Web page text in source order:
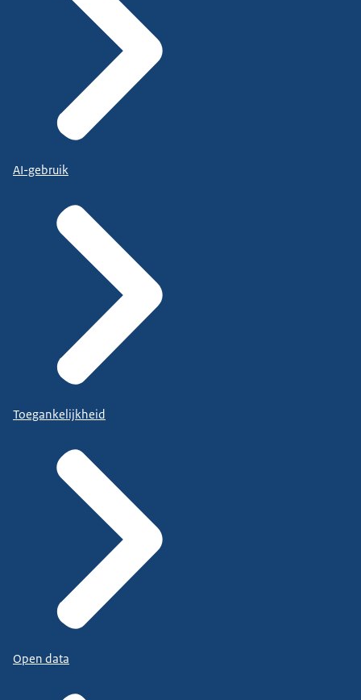
AI-gebruik
Toegankelijkheid
Open data